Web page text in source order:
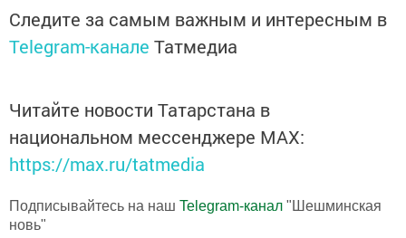
Следите за самым важным и интересным в
Telegram-канале Татмедиа
Читайте новости Татарстана в
национальном мессенджере MАХ:
https://max.ru/tatmedia
Подписывайтесь на наш Telegram-канал "Шешминская
новь"